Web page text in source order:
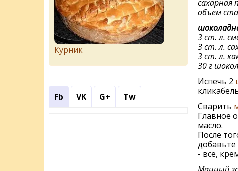
сахарная
объем
3 ст. л.
3 ст. л.
3 ст. л.
30 г
Испечь 2
Сварить
Главное
масло.
После
добавьте
- все,
Курник
Fb VK G+ Tw